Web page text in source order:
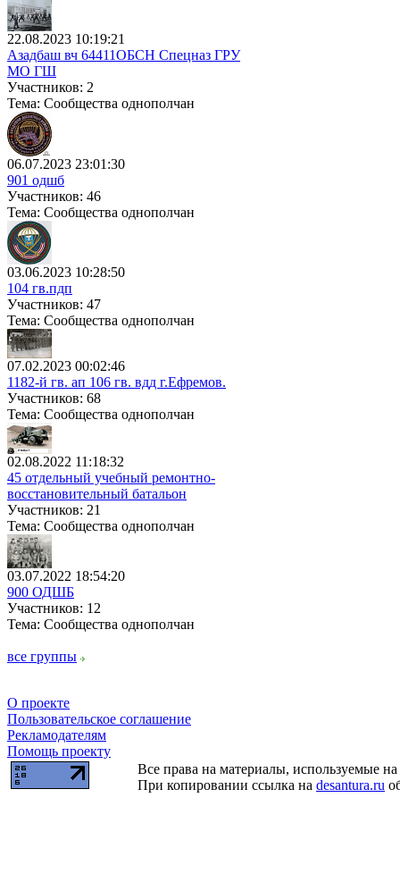
22.08.2023 10:19:21
Азадбаш вч 64411ОБСН Спецназ ГРУ
МО ГШ
Участников: 2
Тема: Сообщества однополчан
06.07.2023 23:01:30
901 одшб
Участников: 46
Тема: Сообщества однополчан
03.06.2023 10:28:50
104 гв.пдп
Участников: 47
Тема: Сообщества однополчан
07.02.2023 00:02:46
1182-й гв. ап 106 гв. вдд г.Ефремов.
Участников: 68
Тема: Сообщества однополчан
02.08.2022 11:18:32
45 отдельный учебный ремонтно-
восстановительный батальон
Участников: 21
Тема: Сообщества однополчан
03.07.2022 18:54:20
900 ОДШБ
Участников: 12
Тема: Сообщества однополчан
все группы
О проекте
Пользовательское соглашение
Рекламодателям
Помощь проекту
Все права на материалы, используемые
При копировании ссылка на desantura.ru